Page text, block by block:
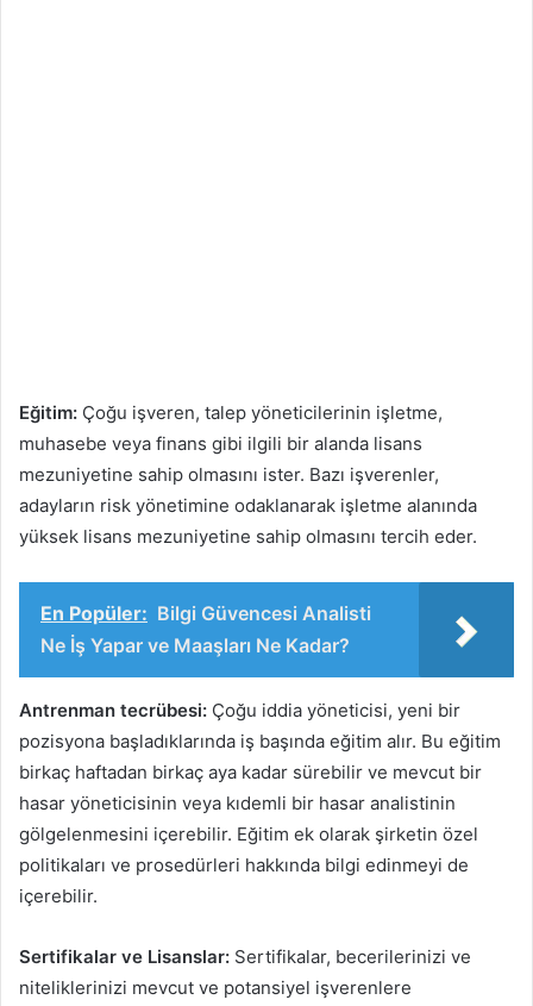
Eğitim: Çoğu işveren, talep yöneticilerinin işletme,
muhasebe veya finans gibi ilgili bir alanda lisans
mezuniyetine sahip olmasını ister. Bazı işverenler,
adayların risk yönetimine odaklanarak işletme alanında
yüksek lisans mezuniyetine sahip olmasını tercih eder.
En Popüler: Bilgi Güvencesi Analisti
Ne İş Yapar ve Maaşları Ne Kadar?
Antrenman tecrübesi: Çoğu iddia yöneticisi, yeni bir
pozisyona başladıklarında iş başında eğitim alır. Bu eğitim
birkaç haftadan birkaç aya kadar sürebilir ve mevcut bir
hasar yöneticisinin veya kıdemli bir hasar analistinin
gölgelenmesini içerebilir. Eğitim ek olarak şirketin özel
politikaları ve prosedürleri hakkında bilgi edinmeyi de
içerebilir.
Sertifikalar ve Lisanslar: Sertifikalar, becerilerinizi ve
niteliklerinizi mevcut ve potansiyel işverenlere